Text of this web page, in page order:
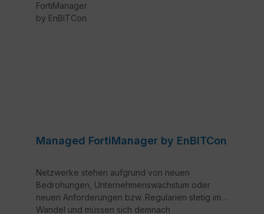
Managed FortiManager by EnBITCon
Netzwerke stehen aufgrund von neuen
Bedrohungen, Unternehmenswachstum oder
neuen Anforderungen bzw. Regularien stetig im
Wandel und müssen sich demnach